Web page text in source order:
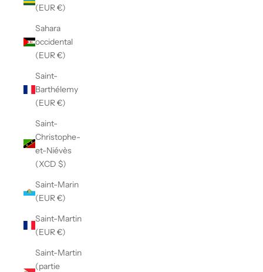
(EUR €)
Sahara
occidental
(EUR €)
Saint-
Barthélemy
(EUR €)
Saint-
Christophe-
et-Niévès
(XCD $)
Saint-Marin
(EUR €)
Saint-Martin
(EUR €)
Saint-Martin
(partie